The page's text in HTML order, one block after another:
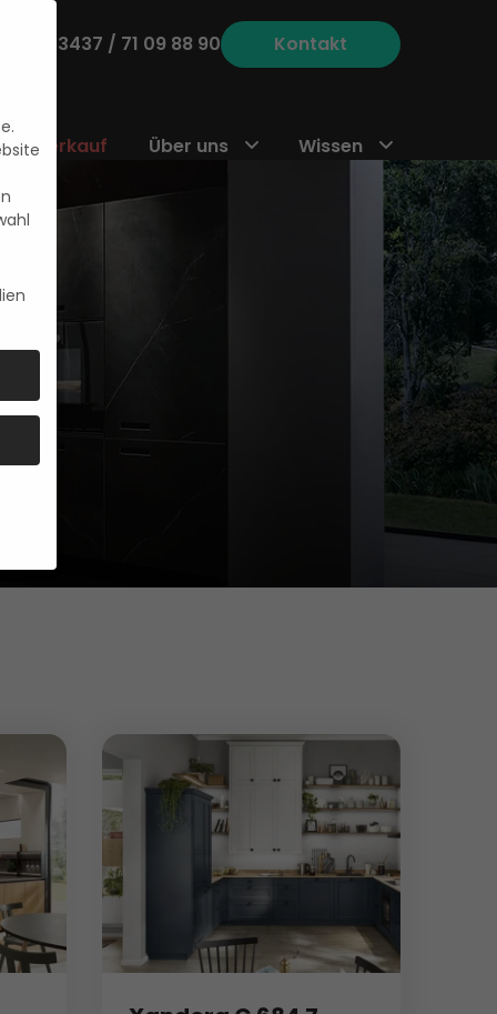
03437 / 71 09 88 90 Kontakt
Abverkauf Über uns Wissen